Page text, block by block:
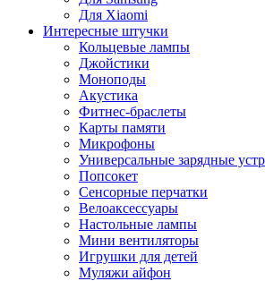
Для Xiaomi
Интересные штучки
Кольцевые лампы
Джойстики
Моноподы
Акустика
Фитнес-браслеты
Карты памяти
Микрофоны
Универсальные зарядные
Попсокет
Сенсорные перчатки
Велоаксессуары
Настольные лампы
Мини вентиляторы
Игрушки для детей
Муляжи айфон